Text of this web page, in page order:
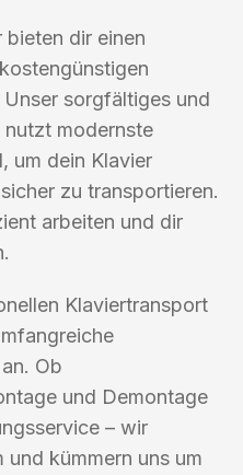
dir einen
sorgfältiges und
nutzt modernste
um dein Klavier
zu transportieren.
arbeiten und dir
Klaviertransport
Ob
und Demontage
– wir
kümmern uns um